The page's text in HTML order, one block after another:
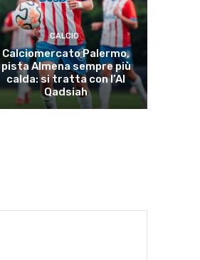
CALCIO
Calciomercato Palermo,
pista Almena sempre più
calda: si tratta con l’Al
Qadsiah